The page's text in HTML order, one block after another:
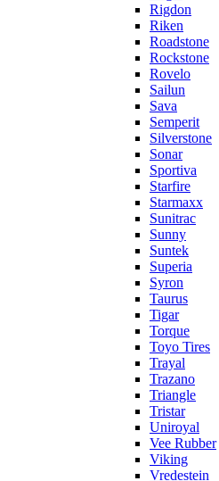
Rigdon
Riken
Roadstone
Rockstone
Rovelo
Sailun
Sava
Semperit
Silverstone
Sonar
Sportiva
Starfire
Starmaxx
Sunitrac
Sunny
Suntek
Superia
Syron
Taurus
Tigar
Torque
Toyo Tires
Trayal
Trazano
Triangle
Tristar
Uniroyal
Vee Rubber
Viking
Vredestein